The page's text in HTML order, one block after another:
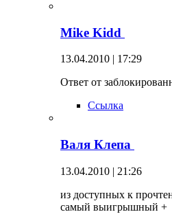
Mike Kidd
13.04.2010 | 17:29
Ответ от
Ссылка
Валя Клепа
13.04.2010 | 21:26
из доступных к
самый выигрышный +